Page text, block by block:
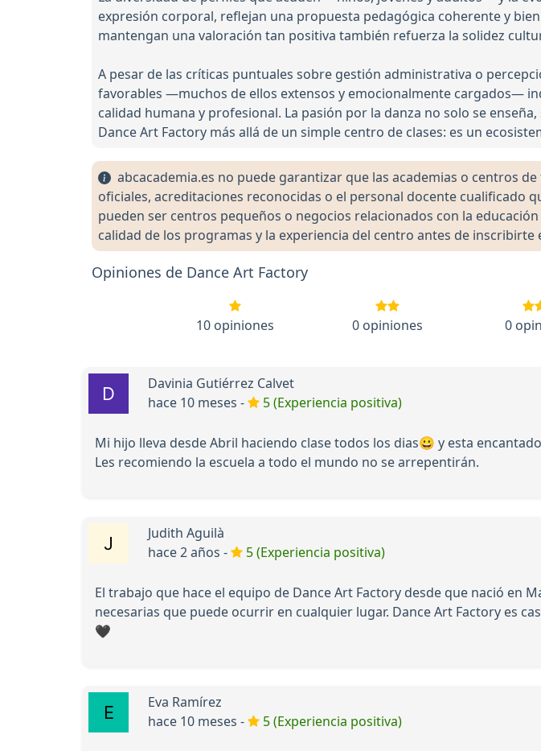
expresión corporal, reflejan una propuesta pedagógica coherente y
mantengan una valoración tan positiva también refuerza la solidez
A pesar de las críticas puntuales sobre gestión administrativa o
favorables —muchos de ellos extensos y emocionalmente cargados—
calidad humana y profesional. La pasión por la danza no solo se
Dance Art Factory más allá de un simple centro de clases: es un
abcacademia.es no puede garantizar que las academias o centros
oficiales, acreditaciones reconocidas o el personal docente cualificado
pueden ser centros pequeños o negocios relacionados con la
calidad de los programas y la experiencia del centro antes de inscribirte
Opiniones de Dance Art Factory
10 opiniones 0 opiniones 0
Davinia Gutiérrez Calvet
hace 10 meses -
5 (Experiencia positiva)
Mi hijo lleva desde Abril haciendo clase todos los dias😀 y esta
Les recomiendo la escuela a todo el mundo no se arrepentirán.
Judith Aguilà
hace 2 años -
5 (Experiencia positiva)
El trabajo que hace el equipo de Dance Art Factory desde que nació en
necesarias que puede ocurrir en cualquier lugar. Dance Art Factory es
🖤
Eva Ramírez
hace 10 meses -
5 (Experiencia positiva)